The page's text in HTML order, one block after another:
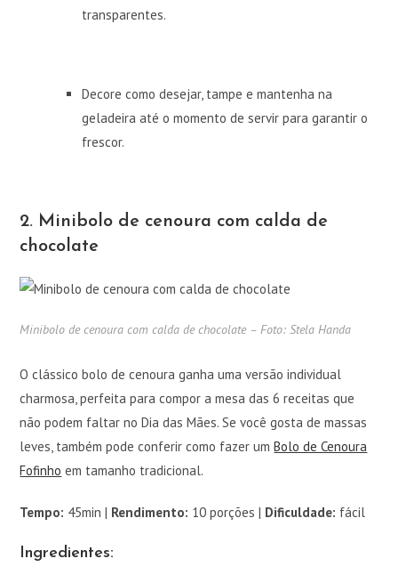
transparentes.
Decore como desejar, tampe e mantenha na
geladeira até o momento de servir para garantir o
frescor.
2. Minibolo de cenoura com calda de
chocolate
Minibolo de cenoura com calda de chocolate – Foto: Stela Handa
O clássico bolo de cenoura ganha uma versão individual
charmosa, perfeita para compor a mesa das 6 receitas que
não podem faltar no Dia das Mães. Se você gosta de massas
leves, também pode conferir como fazer umBolo de Cenoura
Fofinho em tamanho tradicional.
Tempo: 45min | Rendimento: 10 porções | Dificuldade: fácil
Ingredientes: